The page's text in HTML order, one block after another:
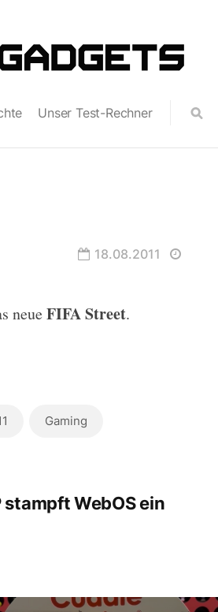
Unser Test-Rechner
18.08.2011
neueFIFA Street.
Gaming
stampft WebOS ein